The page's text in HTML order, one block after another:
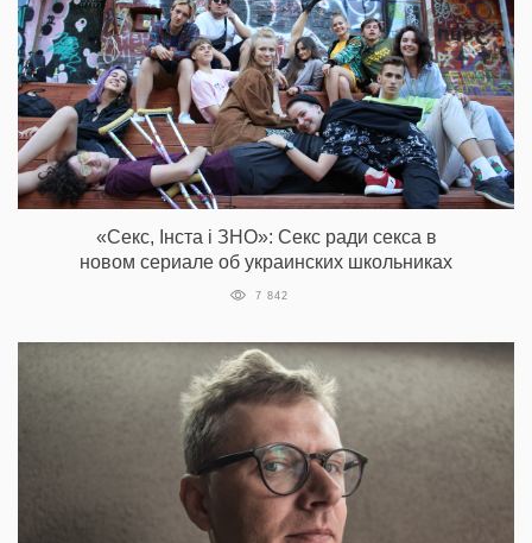
«Секс, Інста і ЗНО»: Секс ради секса в
новом сериале об украинских школьниках
7 842